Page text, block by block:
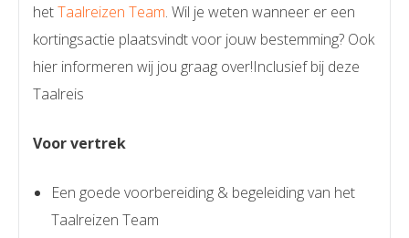
hetTaalreizen Team. Wil je weten wanneer er een
kortingsactie plaatsvindt voor jouw bestemming? Ook
hier informeren wij jou graag over!Inclusief bij deze
Taalreis
Voor vertrek
Een goede voorbereiding & begeleiding van het
Taalreizen Team